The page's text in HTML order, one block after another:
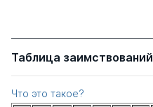
Таблица заимствований
Что это такое?